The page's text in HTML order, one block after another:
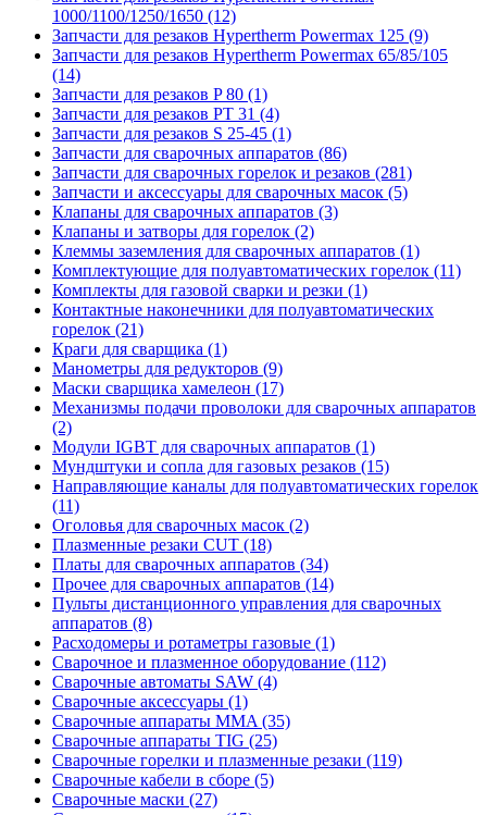
1000/1100/1250/1650 (12)
Запчасти для резаков Hypertherm Powermax 125 (9)
Запчасти для резаков Hypertherm Powermax 65/85/105
(14)
Запчасти для резаков P 80 (1)
Запчасти для резаков PT 31 (4)
Запчасти для резаков S 25-45 (1)
Запчасти для сварочных аппаратов (86)
Запчасти для сварочных горелок и резаков (281)
Запчасти и аксессуары для сварочных масок (5)
Клапаны для сварочных аппаратов (3)
Клапаны и затворы для горелок (2)
Клеммы заземления для сварочных аппаратов (1)
Комплектующие для полуавтоматических горелок (11)
Комплекты для газовой сварки и резки (1)
Контактные наконечники для полуавтоматических
горелок (21)
Краги для сварщика (1)
Манометры для редукторов (9)
Маски сварщика хамелеон (17)
Механизмы подачи проволоки для сварочных аппаратов
(2)
Модули IGBT для сварочных аппаратов (1)
Мундштуки и сопла для газовых резаков (15)
Направляющие каналы для полуавтоматических горелок
(11)
Оголовья для сварочных масок (2)
Плазменные резаки CUT (18)
Платы для сварочных аппаратов (34)
Прочее для сварочных аппаратов (14)
Пульты дистанционного управления для сварочных
аппаратов (8)
Расходомеры и ротаметры газовые (1)
Сварочное и плазменное оборудование (112)
Сварочные автоматы SAW (4)
Сварочные аксессуары (1)
Сварочные аппараты MMA (35)
Сварочные аппараты TIG (25)
Сварочные горелки и плазменные резаки (119)
Сварочные кабели в сборе (5)
Сварочные маски (27)